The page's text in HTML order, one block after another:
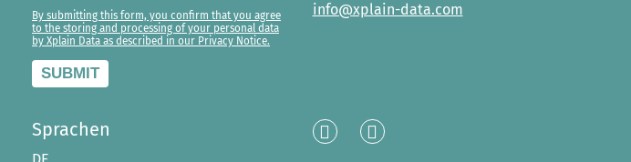
By submitting this form, you confirm that you agree
to the storing and processing of your personal data
by Xplain Data as described in our Privacy Notice.
info@xplain-data.com
Sprachen
LinkedXING